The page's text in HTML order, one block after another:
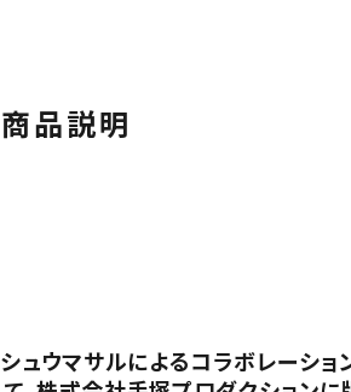
商品説明
ュウマサルによるコラボレーショ